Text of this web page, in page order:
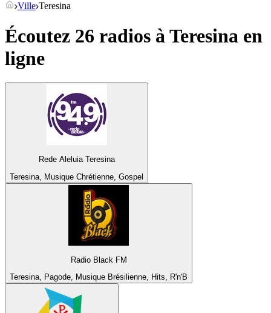
Ville Teresina
Écoutez 26 radios à Teresina en
ligne
Rede Aleluia Teresina
Teresina, Musique Chrétienne, Gospel
Radio Black FM
Teresina, Pagode, Musique Brésilienne, Hits, R'n'B